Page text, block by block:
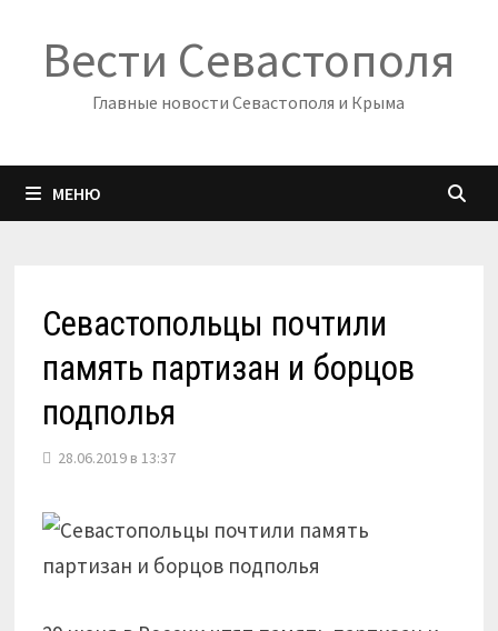
содержимому
Вести Севастополя
Главные новости Севастополя и Крыма
МЕНЮ
Севастопольцы почтили
память партизан и борцов
подполья
28.06.2019 в 13:37